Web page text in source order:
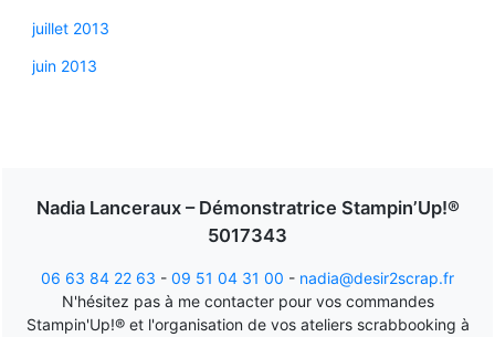
juillet 2013
juin 2013
Nadia Lanceraux – Démonstratrice Stampin’Up!®
5017343
06 63 84 22 63 - 09 51 04 31 00 - nadia@desir2scrap.fr
N'hésitez pas à me contacter pour vos commandes
Stampin'Up!® et l'organisation de vos ateliers scrabbooking à